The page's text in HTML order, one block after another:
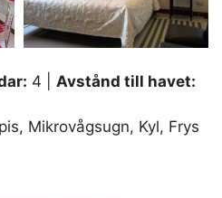
4 | Avstånd till havet:
Mikrovågsugn, Kyl, Frys